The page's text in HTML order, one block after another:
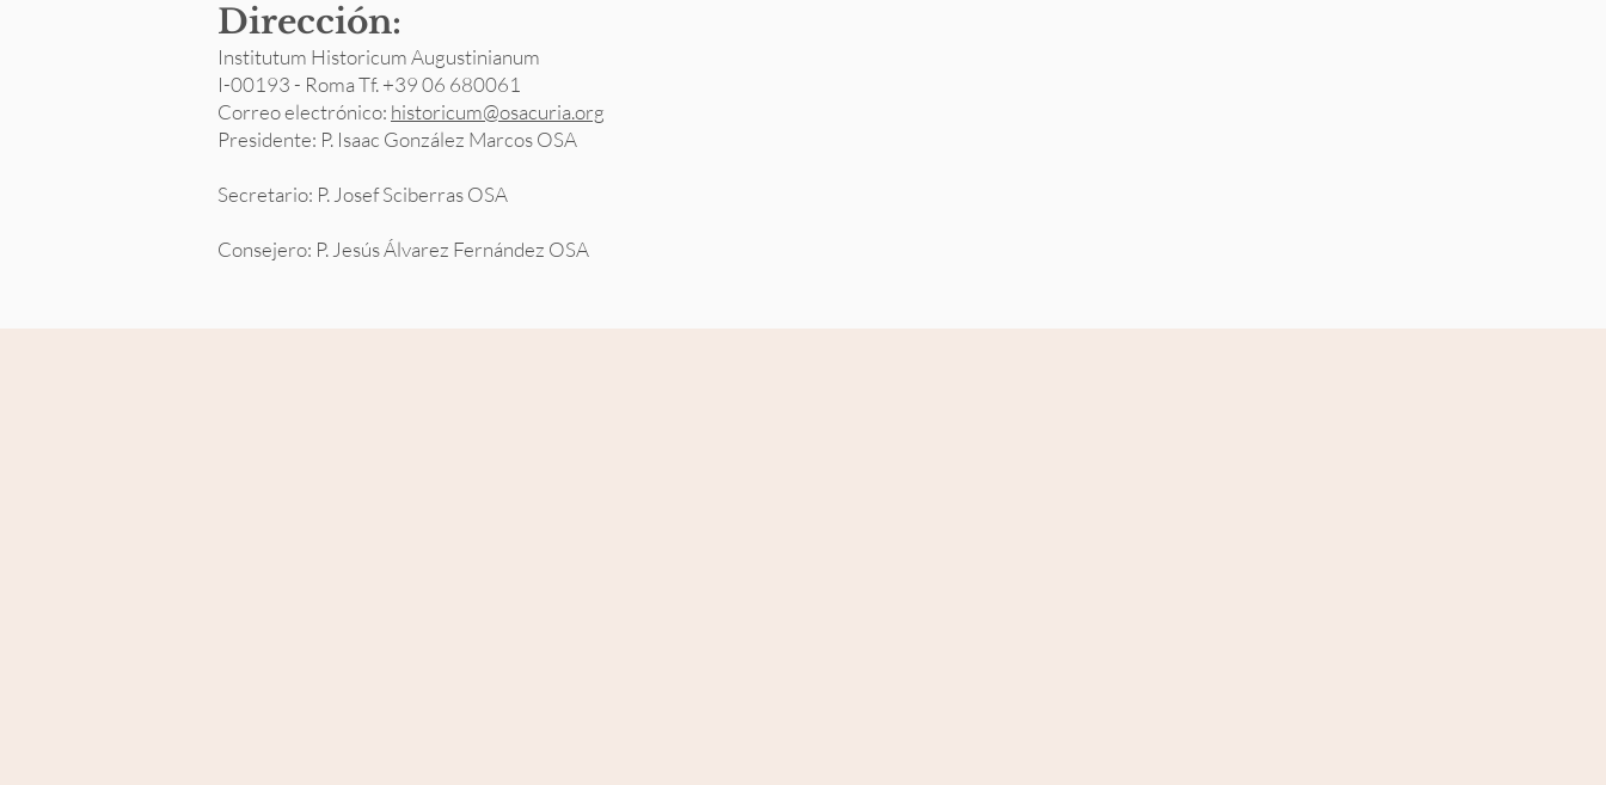
Dirección:
Institutum Historicum Augustinianum
I-00193 - Roma Tf. +39 06 680061
Correo electrónico: historicum@osacuria.org
Presidente: P. Isaac González Marcos OSA
Secretario: P. Josef Sciberras OSA
Consejero: P. Jesús Álvarez Fernández OSA